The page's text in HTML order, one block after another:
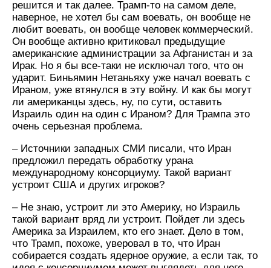
решится и так далее. Трамп-то на самом деле,
наверное, не хотел бы сам воевать, он вообще не
любит воевать, он вообще человек коммерческий.
Он вообще активно критиковал предыдущие
американские администрации за Афганистан и за
Ирак. Но я бы все-таки не исключал того, что он
ударит. Биньямин Нетаньяху уже начал воевать с
Ираном, уже втянулся в эту войну. И как бы могут
ли американцы здесь, ну, по сути, оставить
Израиль один на один с Ираном? Для Трампа это
очень серьезная проблема.
– Источники западных СМИ писали, что Иран
предложил передать обработку урана
международному консорциуму. Такой вариант
устроит США и других игроков?
– Не знаю, устроит ли это Америку, но Израиль
такой вариант вряд ли устроит. Пойдет ли здесь
Америка за Израилем, кто его знает. Дело в том,
что Трамп, похоже, уверовал в то, что Иран
собирается создать ядерное оружие, а если так, то